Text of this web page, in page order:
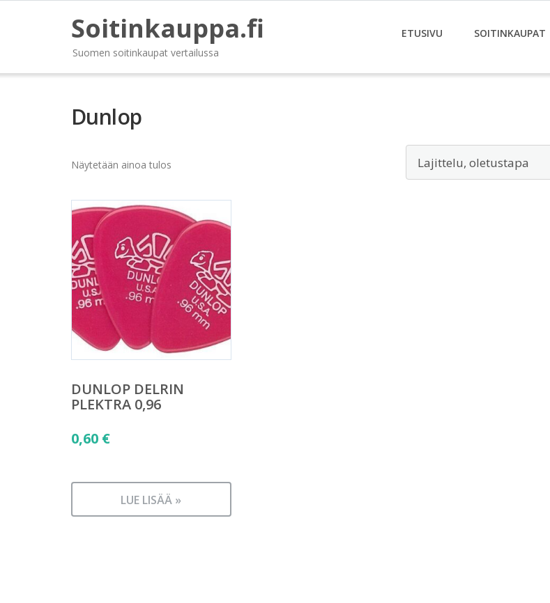
Soitinkauppa.fi
Suomen soitinkaupat vertailussa
ETUSIVU SOITINKAUPAT
Dunlop
Näytetään ainoa tulos
DUNLOP DELRIN
PLEKTRA 0,96
0,60 €
LUE LISÄÄ »